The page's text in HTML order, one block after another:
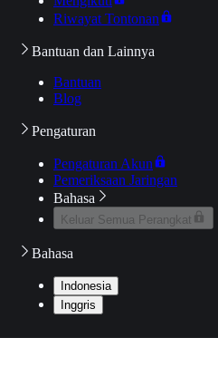
Riwayat Tontonan
Bantuan dan Lainnya
Bantuan
Blog
Pengaturan
Pengaturan Akun
Pemeriksaan Jaringan
Bahasa
Keluar Semua Perangkat
Bahasa
Indonesia
Inggris